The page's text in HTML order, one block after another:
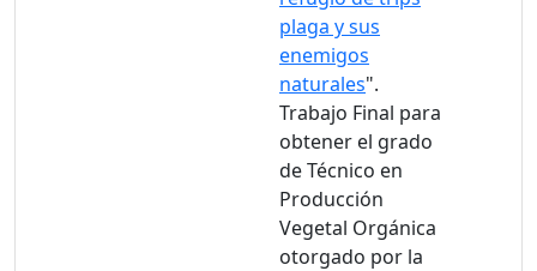
plaga y sus
enemigos
naturales".
Trabajo Final para
obtener el grado
de Técnico en
Producción
Vegetal Orgánica
otorgado por la